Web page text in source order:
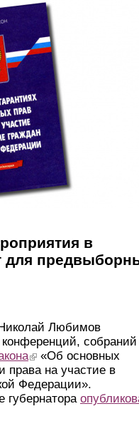
в
для
Николай Любимов
собраний
(link is external)
«Об основных
права на участие в
Федерации».
губернатора